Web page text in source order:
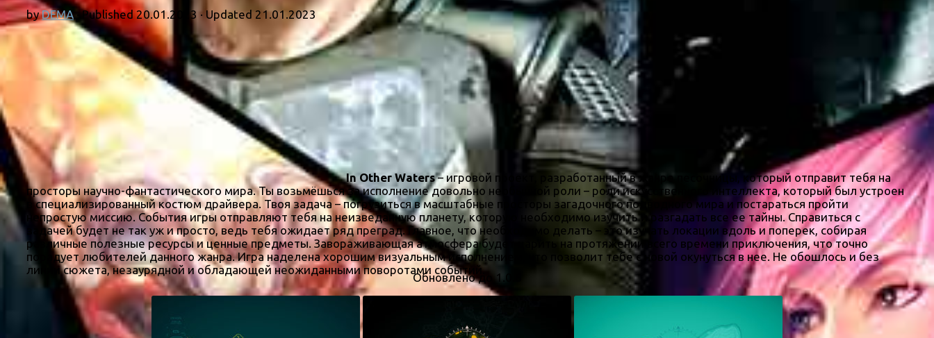
byDEMA · Published20.01.2023 · Updated 21.01.2023
In Other Waters– игровой проект, разработанный в жанре песочницы, который отправит тебя на
просторы научно-фантастического мира. Ты возьмёшься за исполнение довольно необычной роли – роли искусственного интеллекта, который был устроен
в специализированный костюм драйвера. Твоя задача – погрузиться в масштабные просторы загадочного подводного мира и постараться пройти
непростую миссию. События игры отправляют тебя на неизведанную планету, которую необходимо изучить и разгадать все ее тайны. Справиться с
задачей будет не так уж и просто, ведь тебя ожидает ряд преград. Главное, что необходимо делать – это изучать локации вдоль и поперек, собирая
различные полезные ресурсы и ценные предметы. Завораживающая атмосфера будет царить на протяжении всего времени приключения, что точно
порадует любителей данного жанра. Игра наделена хорошим визуальным исполнением, что позволит тебе с новой окунуться в нее. Не обошлось и без
линии сюжета, незаурядной и обладающей неожиданными поворотами событий.
Обновлено до 1.0.6